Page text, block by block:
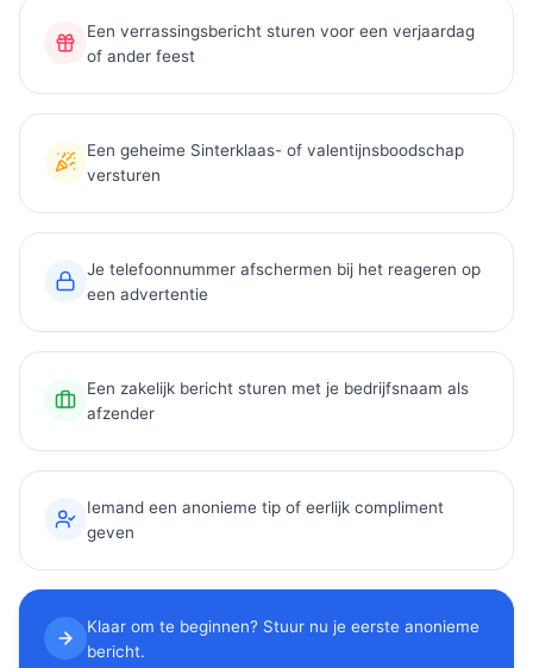
Een verrassingsbericht sturen voor een verjaardag
of ander feest
Een geheime Sinterklaas- of valentijnsboodschap
versturen
Je telefoonnummer afschermen bij het reageren op
een advertentie
Een zakelijk bericht sturen met je bedrijfsnaam als
afzender
Iemand een anonieme tip of eerlijk compliment
geven
Klaar om te beginnen? Stuur nu je eerste anonieme
bericht.